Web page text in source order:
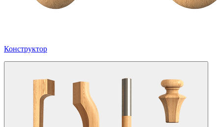
Конструктор